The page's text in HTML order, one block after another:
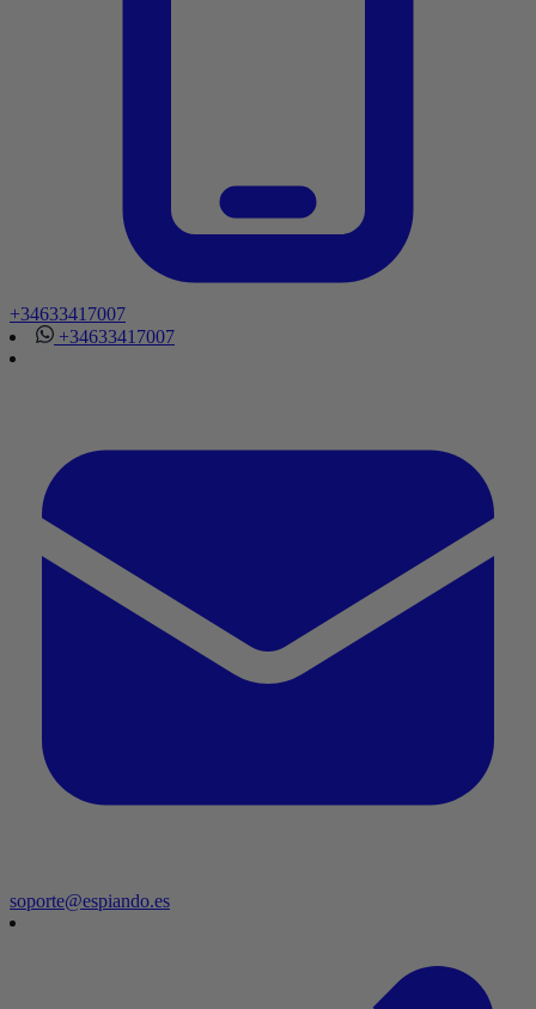
+34633417007
+34633417007
soporte@espiando.es